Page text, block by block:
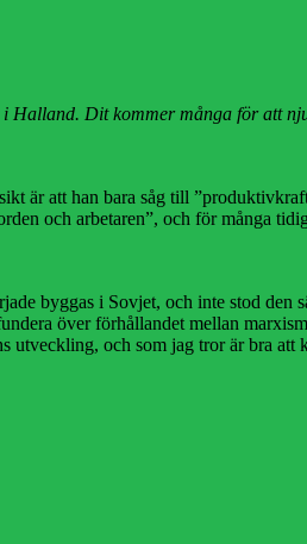
Dit kommer många för att
är att han bara såg till
och arbetaren”, och för många
byggas i Sovjet, och inte stod
över förhållandet mellan
och som jag tror är bra